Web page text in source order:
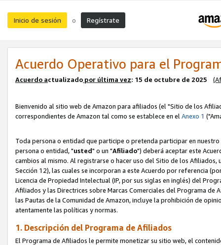
Inicio de sesión o Regístrate
Acuerdo Operativo para el
Acuerdo actualizado por última vez: 15 de octubre de 2025
Bienvenido al sitio web de Amazon para afiliados (el "Sitio de los
correspondientes de Amazon tal como se establece en elAnexo 1
Toda persona o entidad que participe o pretenda participar en
persona o entidad, "usted" o un "Afiliado") deberá aceptar este
cambios al mismo. Al registrarse o hacer uso del Sitio de los
Sección 12), las cuales se incorporan a este Acuerdo por referencia
Licencia de Propiedad Intelectual (IP, por sus siglas en inglés) del
Afiliados y las Directrices sobre Marcas Comerciales del Programa
las Pautas de la Comunidad de Amazon, incluye la prohibición de
atentamente las políticas y normas.
1. Descripción del Programa de Afiliados
El Programa de Afiliados le permite monetizar su sitio web, el